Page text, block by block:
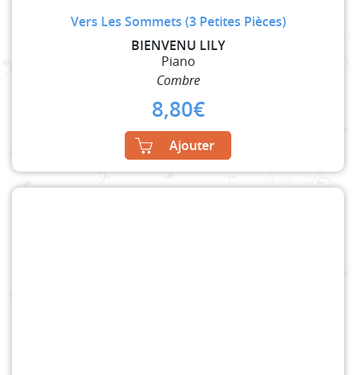
Vers Les Sommets (3 Petites Pièces)
BIENVENU LILY
Piano
Combre
8,80€
Ajouter